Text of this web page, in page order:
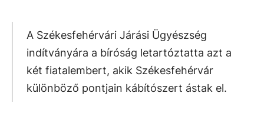
A Székesfehérvári Járási Ügyészség
indítványára a bíróság letartóztatta azt a
két fiatalembert, akik Székesfehérvár
különböző pontjain kábítószert ástak el.